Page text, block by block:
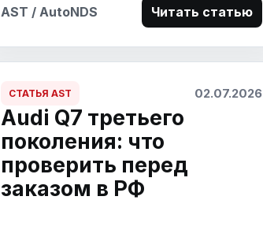
AST / AutoNDS Читать статью
СТАТЬЯ AST 02.07.2026
Audi Q7 третьего
поколения: что
проверить перед
заказом в РФ